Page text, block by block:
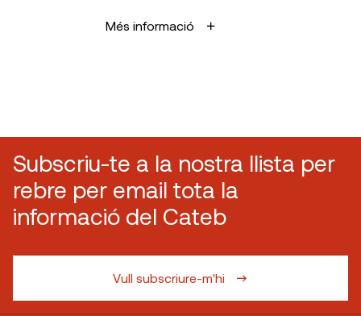
Més informació
Subscriu-te a la nostra llista per
rebre per email tota la
informació del Cateb
Vull subscriure-m'hi